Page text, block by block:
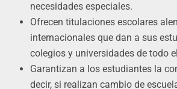
necesidades especiales.
Ofrecen titulaciones escolares
internacionales que dan a sus
colegios y universidades de todo
Garantizan a los estudiantes la
decir, si realizan cambio de